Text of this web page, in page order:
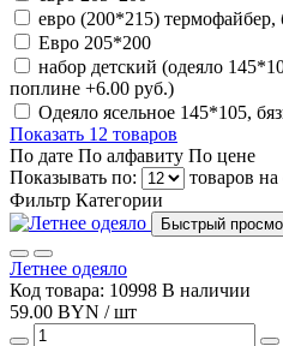
евро (200*215) термофайбер,
Евро 205*200
набор детский (одеяло
поплине +6.00 руб.)
Одеяло ясельное 145*105,
Показать 12 товаров
По дате По алфавиту По цене
Показывать по:
товаров
Фильтр Категории
Быстрый
Летнее одеяло
Код товара: 10998 В наличии
59.00 BYN / шт